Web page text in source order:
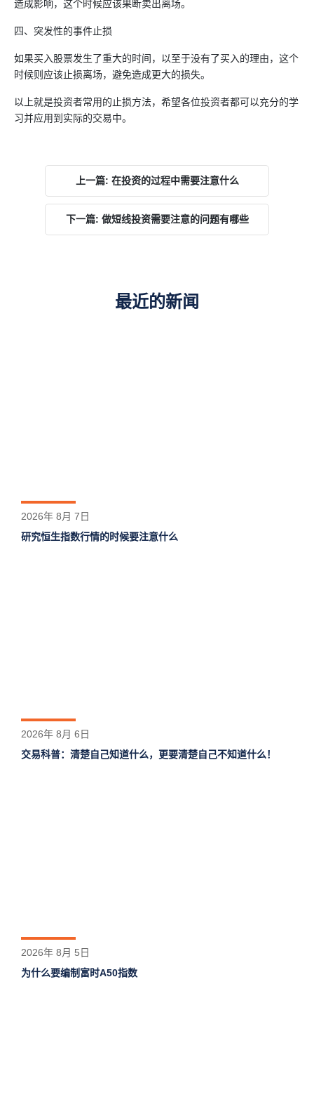
造成影响，这个时候应该果断卖出离场。
四、突发性的事件止损
如果买入股票发生了重大的时间，以至于没有了买入的理由，这个
时候则应该止损离场，避免造成更大的损失。
以上就是投资者常用的止损方法，希望各位投资者都可以充分的学
习并应用到实际的交易中。
上一篇: 在投资的过程中需要注意什么
下一篇: 做短线投资需要注意的问题有哪些
最近的新闻
2026年 8月 7日
研究恒生指数行情的时候要注意什么
2026年 8月 6日
交易科普：清楚自己知道什么，更要清楚自己不知道什么！
2026年 8月 5日
为什么要编制富时A50指数